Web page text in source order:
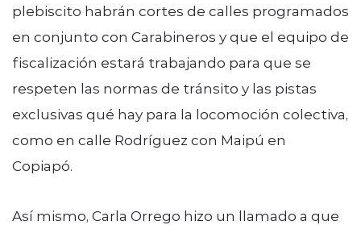
plebiscito habrán cortes de calles programados
en conjunto con Carabineros y que el equipo de
fiscalización estará trabajando para que se
respeten las normas de tránsito y las pistas
exclusivas qué hay para la locomoción colectiva,
como en calle Rodríguez con Maipú en
Copiapó.
Así mismo, Carla Orrego hizo un llamado a que